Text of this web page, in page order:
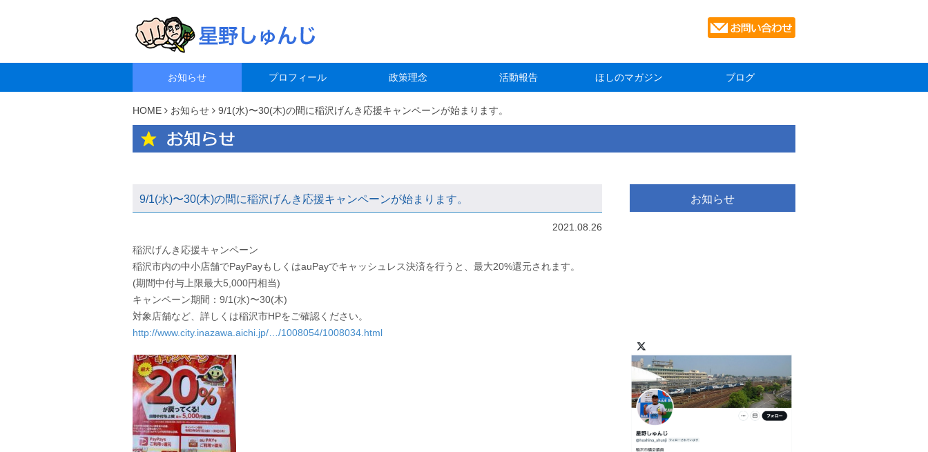
お知らせ プロフィール 政策理念 活動報告 ほしのマガジン ブログ
HOME お知らせ 9/1(水)〜30(木)の間に稲沢げんき応援キャンペーンが始まります。
9/1(水)〜30(木)の間に稲沢げんき応援キャンペーンが始まります。
2021.08.26
稲沢げんき応援キャンペーン
稲沢市内の中小店舗でPayPayもしくはauPayでキャッシュレス決済を行うと、最大20%還元されます。
(期間中付与上限最大5,000円相当)
キャンペーン期間：9/1(水)〜30(木)
対象店舗など、詳しくは稲沢市HPをご確認ください。
http://www.city.inazawa.aichi.jp/…/1008054/1008034.html
お知らせ